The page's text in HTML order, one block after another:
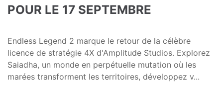
POUR LE 17 SEPTEMBRE
Endless Legend 2 marque le retour de la célèbre
licence de stratégie 4X d'Amplitude Studios. Explorez
Saiadha, un monde en perpétuelle mutation où les
marées transforment les territoires, développez v...